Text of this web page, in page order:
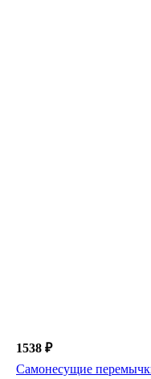
1538 ₽
Самонесущие